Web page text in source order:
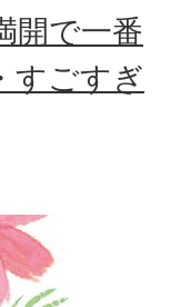
開で一番
すごすぎ